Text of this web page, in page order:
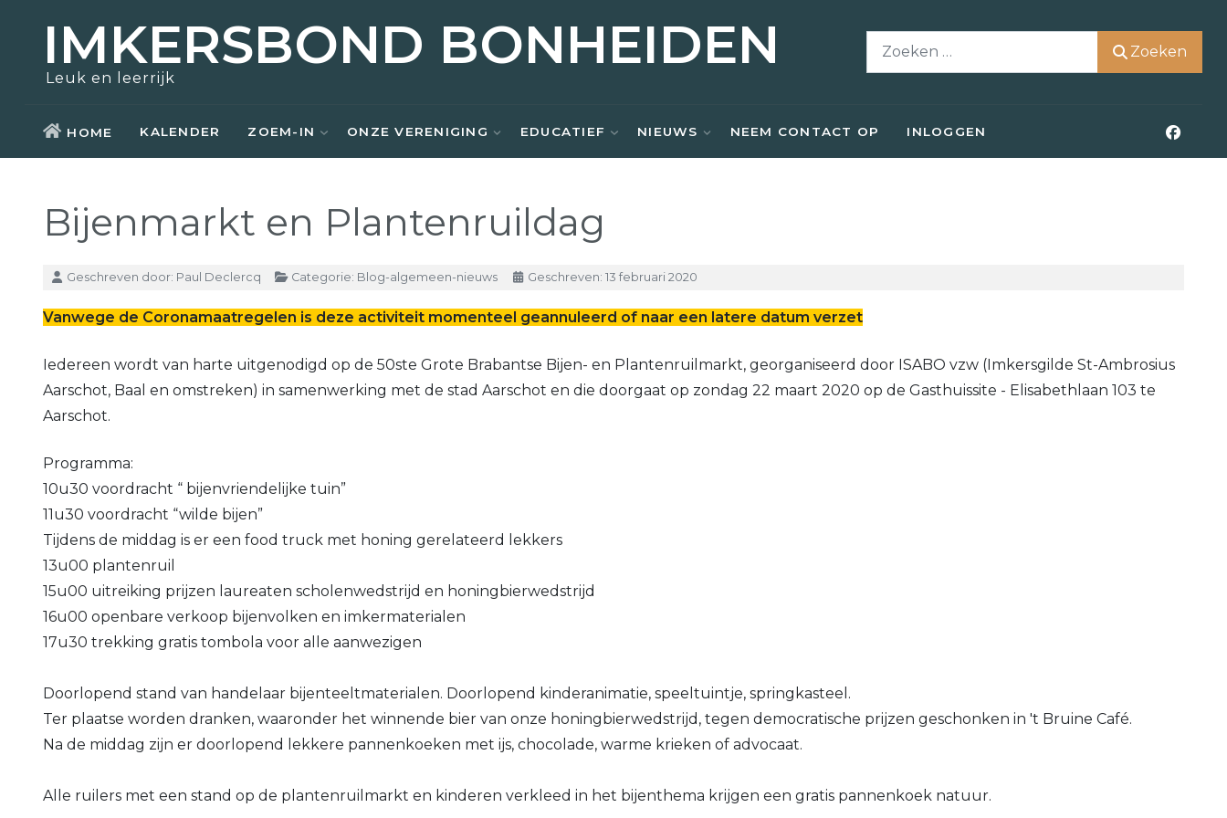
IMKERSBOND BONHEIDEN
Leuk en leerrijk
Zoeken
HOME KALENDER ZOEM-IN ONZE VERENIGING EDUCATIEF NIEUWS NEEM CONTACT OP INLOGGEN
Bijenmarkt en Plantenruildag
DetailsGeschreven door: Paul Declercq Categorie: Blog-algemeen-nieuws Geschreven: 13 februari 2020
Vanwege de Coronamaatregelen is deze activiteit momenteel geannuleerd of naar een latere datum verzet
Iedereen wordt van harte uitgenodigd op de 50ste Grote Brabantse Bijen- en Plantenruilmarkt, georganiseerd door ISABO vzw (Imkersgilde St-Ambrosius
Aarschot, Baal en omstreken) in samenwerking met de stad Aarschot en die doorgaat op zondag 22 maart 2020 op de Gasthuissite - Elisabethlaan 103 te
Aarschot.
Programma:
10u30 voordracht “ bijenvriendelijke tuin”
11u30 voordracht “wilde bijen”
Tijdens de middag is er een food truck met honing gerelateerd lekkers
13u00 plantenruil
15u00 uitreiking prijzen laureaten scholenwedstrijd en honingbierwedstrijd
16u00 openbare verkoop bijenvolken en imkermaterialen
17u30 trekking gratis tombola voor alle aanwezigen
Doorlopend stand van handelaar bijenteeltmaterialen. Doorlopend kinderanimatie, speeltuintje, springkasteel.
Ter plaatse worden dranken, waaronder het winnende bier van onze honingbierwedstrijd, tegen democratische prijzen geschonken in 't Bruine Café.
Na de middag zijn er doorlopend lekkere pannenkoeken met ijs, chocolade, warme krieken of advocaat.
Alle ruilers met een stand op de plantenruilmarkt en kinderen verkleed in het bijenthema krijgen een gratis pannenkoek natuur.
Zoem-In
Zwermen scheppen
Lid worden
Over ons
Kerntaken
Lid worden
Opleidingen
Links
Actueel